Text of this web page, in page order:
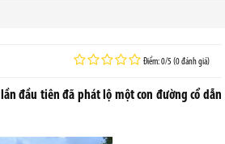
Điểm: 0/5 (0 đánh giá)
đầu tiên đã phát lộ một con đường cổ dẫn